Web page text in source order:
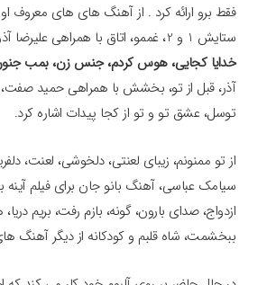
فقط برو ارائه کرد . از آهنگ های های معروف
ستایش 1 و 2، غممو، اتاق با همراهی علیرضا آذر و میلاد بابایی،
خدایا کجایی، هوس کردم، جنس زن، بمب
آذر، قبل از تو، بخشش با همراهی حمید صفت،
توسل، عشق تو و تو از کجا پیدات اشاره کرد.
از تو ممنونم، زیبای لعنتی، دلخوشی، لعنت،
سیامک عباسی، آهنگ بانو جان برای فیلم آینه
ازدواج، صدای بارون، گونه، بازم رفت، بریم دریا،
ببخشمت، شاه قلبم و کودکانه از دیگر آهنگ